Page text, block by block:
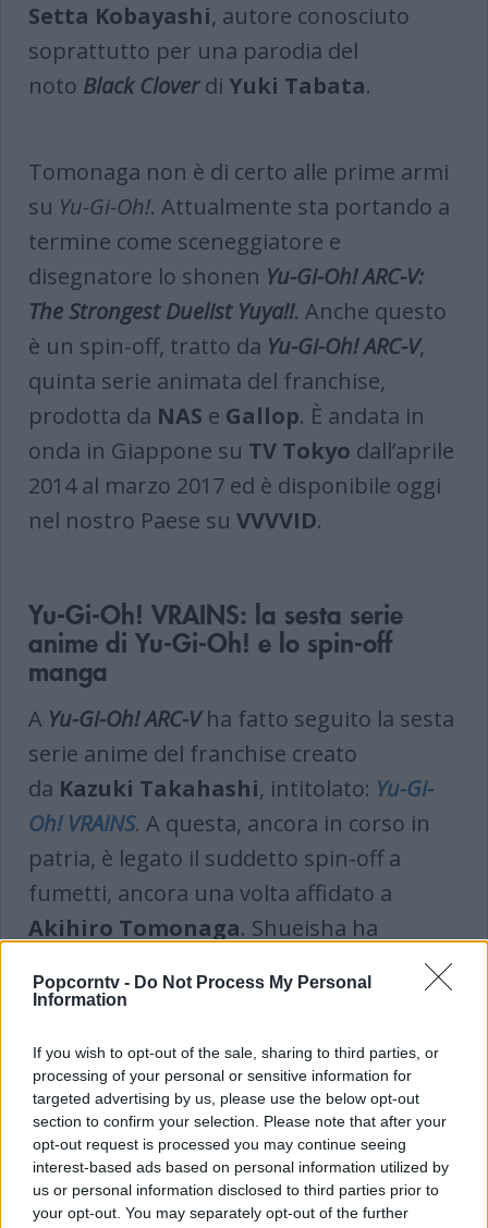
Popcorntv - Do Not Process My Personal
Information
If you wish to opt-out of the sale, sharing to third parties, or
processing of your personal or sensitive information for
targeted advertising by us, please use the below opt-out
section to confirm your selection. Please note that after your
opt-out request is processed you may continue seeing
interest-based ads based on personal information utilized by
us or personal information disclosed to third parties prior to
your opt-out. You may separately opt-out of the further
Setta Kobayashi, autore conosciuto
soprattutto per una parodia del
noto Black Cloverdi Yuki Tabata.
Tomonaga non è di certo alle prime armi
su Yu-Gi-Oh!. Attualmente sta portando a
termine come sceneggiatore e
disegnatore lo shonen Yu-Gi-Oh! ARC-V:
The Strongest Duelist Yuya!!. Anche questo
è un spin-off, tratto da Yu-Gi-Oh! ARC-V,
quinta serie animata del franchise,
prodotta da NAS e Gallop. È andata in
onda in Giappone su TV Tokyo dall’aprile
2014 al marzo 2017 ed è disponibile oggi
nel nostro Paese su VVVVID.
Yu-Gi-Oh! VRAINS: la sesta serie
anime di Yu-Gi-Oh! e lo spin-off
manga
A Yu-Gi-Oh! ARC-Vha fatto seguito la sesta
serie anime del franchise creato
da Kazuki Takahashi, intitolato: Yu-Gi-
Oh! VRAINS. A questa, ancora in corso in
patria, è legato il suddetto spin-off a
fumetti, ancora una volta affidato a
Akihiro Tomonaga. Shueisha ha
vicenda parallela a quella dell’anime da cui
data di uscita del manga, dalle prime
indiscrezioni è emerso il suo titolo;
dovrebbe chiamarsi infattiYu-Gi-Oh!
VRAINS: Cyber Warrior Yusaku. Sarà
incentrato sul giovaneYusasku Fujiki